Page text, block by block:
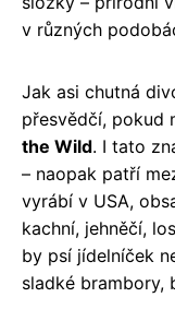
v různých
Jak asi chutná
přesvědčí, pokud
the Wild. I tato
– naopak patří
vyrábí v USA,
kachní, jehněčí,
by psí jídelníček
sladké brambory,